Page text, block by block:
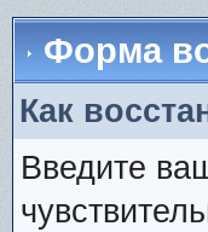
Форма
Как
Введите